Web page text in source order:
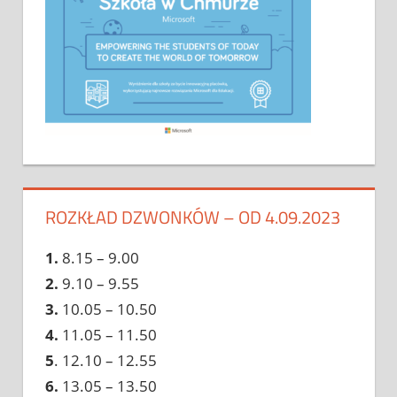
ROZKŁAD DZWONKÓW – OD 4.09.2023
1. 8.15 – 9.00
2. 9.10 – 9.55
3. 10.05 – 10.50
4. 11.05 – 11.50
5. 12.10 – 12.55
6. 13.05 – 13.50